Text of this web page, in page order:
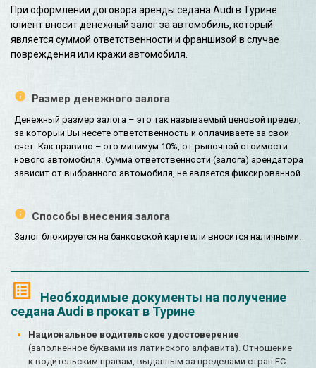
При оформлении договора аренды седана Audi в Турине
клиент вносит денежный залог за автомобиль, который
является суммой ответственности и франшизой в случае
повреждения или кражи автомобиля.
Размер денежного залога
Денежный размер залога – это так называемый ценовой предел,
за который Вы несете ответственность и оплачиваете за свой
счет. Как правило – это минимум 10%, от рыночной стоимости
нового автомобиля. Сумма ответственности (залога) арендатора
зависит от выбранного автомобиля, не является фиксированной.
Способы внесения залога
Залог блокируется на банковской карте или вносится наличными.
Необходимые документы на получение
седана Audi в прокат в Турине
Национальное водительское удостоверение
(заполненное буквами из латинского алфавита). Отношение
к водительским правам, выданным за пределами стран ЕС